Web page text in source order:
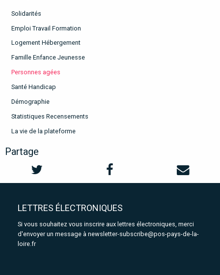
Solidarités
Emploi Travail Formation
Logement Hébergement
Famille Enfance Jeunesse
Personnes agées
Santé Handicap
Démographie
Statistiques Recensements
La vie de la plateforme
Partage
LETTRES ÉLECTRONIQUES
Si vous souhaitez vous inscrire aux lettres électroniques, merci
d'envoyer un message à newsletter-subscribe@pos-pays-de-la-
loire.fr